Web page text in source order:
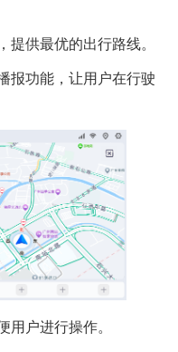
提供最优的出行路线。
报功能，让用户在行驶
用户进行操作。